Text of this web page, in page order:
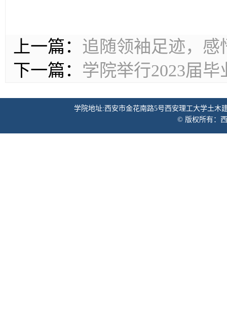
上一篇： 追随领袖足迹，感
下一篇： 学院举行2023届
学院地址:西安市金花南路5号西安理工大学土木
© 版权所有：